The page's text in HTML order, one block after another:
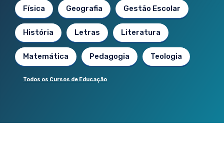
Física Geografia Gestão Escolar
História Letras Literatura
Matemática Pedagogia Teologia
Todos os Cursos de Educação